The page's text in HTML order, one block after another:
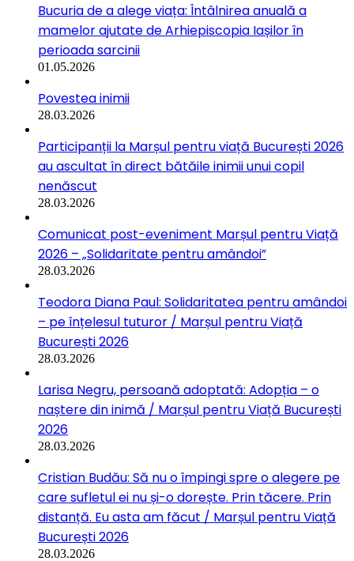
Bucuria de a alege viața: Întâlnirea anuală a
mamelor ajutate de Arhiepiscopia Iașilor în
perioada sarcinii
01.05.2026
Povestea inimii
28.03.2026
Participanții la Marșul pentru viață București 2026
au ascultat în direct bătăile inimii unui copil
nenăscut
28.03.2026
Comunicat post-eveniment Marșul pentru Viață
2026 – „Solidaritate pentru amândoi”
28.03.2026
Teodora Diana Paul: Solidaritatea pentru amândoi
– pe înțelesul tuturor / Marșul pentru Viață
București 2026
28.03.2026
Larisa Negru, persoană adoptată: Adopția – o
naștere din inimă / Marșul pentru Viață București
2026
28.03.2026
Cristian Budău: Să nu o împingi spre o alegere pe
care sufletul ei nu și-o dorește. Prin tăcere. Prin
distanță. Eu asta am făcut / Marșul pentru Viață
București 2026
28.03.2026